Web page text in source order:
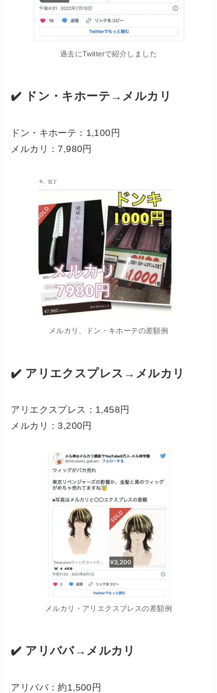
過去にTwitterで紹介しました
✔️ ドン・キホーテ→メルカリ
ドン・キホーテ：1,100円
メルカリ：7,980円
メルカリ、ドン・キホーテの差額例
✔️ アリエクスプレス→メルカリ
アリエクスプレス：1,458円
メルカリ：3,200円
メルカリ・アリエクスプレスの差額例
✔️ アリババ→メルカリ
アリババ：約1,500円